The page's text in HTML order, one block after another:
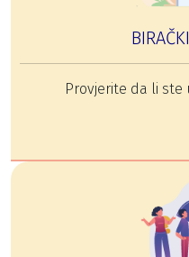
Provjerite da li ste